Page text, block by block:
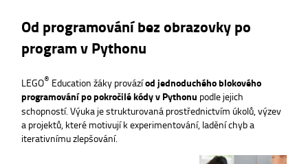
Od programování bez obrazovky po
program v Pythonu
LEGO® Education žáky provázíod jednoduchého blokového
programování po pokročilé kódy v Pythonu podle jejich
schopností. Výuka je strukturovaná prostřednictvím úkolů, výzev
a projektů, které motivují k experimentování, ladění chyb a
iterativnímu zlepšování.